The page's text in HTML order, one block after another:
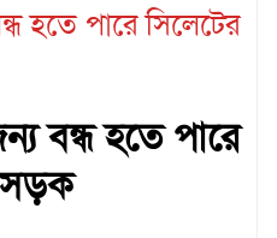
হতে পারে সিলেটের
বন্ধ হতে পারে
সড়ক